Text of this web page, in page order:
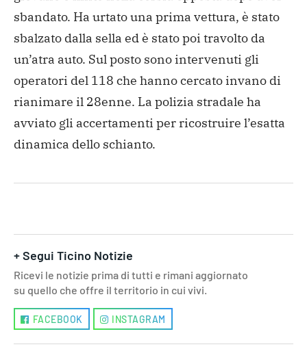
sbandato. Ha urtato una prima vettura, è stato
sbalzato dalla sella ed è stato poi travolto da
un’atra auto. Sul posto sono intervenuti gli
operatori del 118 che hanno cercato invano di
rianimare il 28enne. La polizia stradale ha
avviato gli accertamenti per ricostruire l’esatta
dinamica dello schianto.
+ Segui Ticino Notizie
Ricevi le notizie prima di tutti e rimani aggiornato
su quello che offre il territorio in cui vivi.
FACEBOOK INSTAGRAM